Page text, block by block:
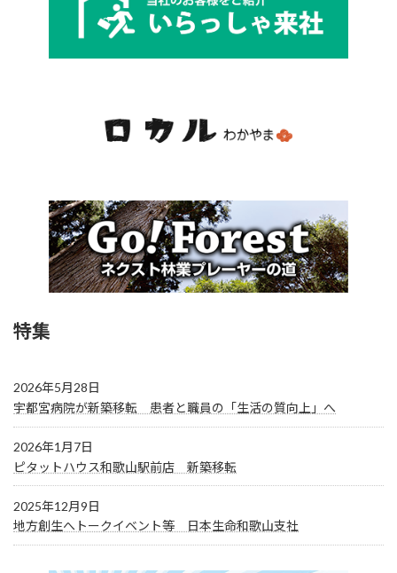
特集
2026年5月28日
宇都宮病院が新築移転 患者と職員の「生活の質向上」へ
2026年1月7日
ピタットハウス和歌山駅前店 新築移転
2025年12月9日
地方創生へトークイベント等 日本生命和歌山支社